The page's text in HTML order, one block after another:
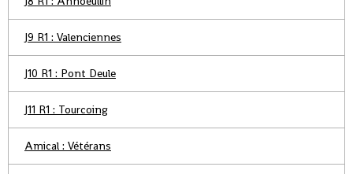
J9 R1 : Valenciennes
J10 R1 : Pont Deule
J11 R1 : Tourcoing
Amical : Vétérans